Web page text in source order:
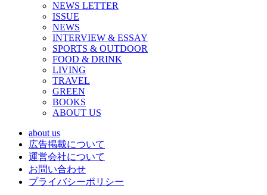
NEWS LETTER
ISSUE
NEWS
INTERVIEW & ESSAY
SPORTS & OUTDOOR
FOOD & DRINK
LIVING
TRAVEL
GREEN
BOOKS
ABOUT US
about us
広告掲載について
運営会社について
お問い合わせ
プライバシーポリシー